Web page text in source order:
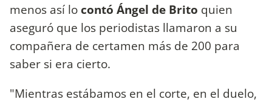
menos así lo contó Ángel de Brito quien
aseguró que los periodistas llamaron a su
compañera de certamen más de 200 para
saber si era cierto.
"Mientras estábamos en el corte, en el duelo,